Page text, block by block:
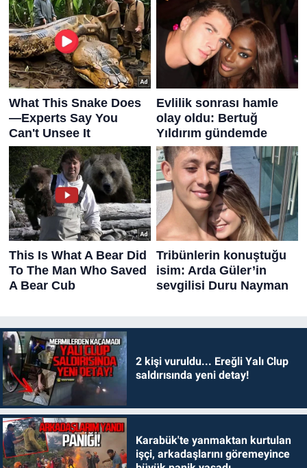
2 kişi vuruldu... Ereğli Yalı Clup
saldırısında yeni detay!
Karabük'te yanmaktan kurtulan
işçi, arkadaşlarını göremeyince